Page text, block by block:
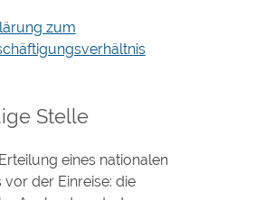
zum
Stelle
eines nationalen
vor der Einreise: die